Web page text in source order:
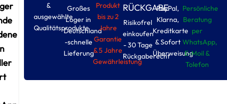
&
ausgewählte
Qualitätsprodukte
Großes
Loger in
Deutschland
-schnelle
Lieferung
Produkt
bis zu 2
Jahre
Garantie
& 5 Jahre
Gewährleistung
RÜCKGABE
Risikofrel
einkoufen
- 30 Tage
Rückgaberecht
PayPal,
Klarna,
Kreditkarte
& Sofort
Überweisung
Persönliche
Beratung
per
WhatsApp,
E-Moil &
Tolefon